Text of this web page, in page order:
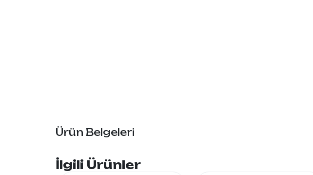
Ürün Belgeleri
İlgili Ürünler